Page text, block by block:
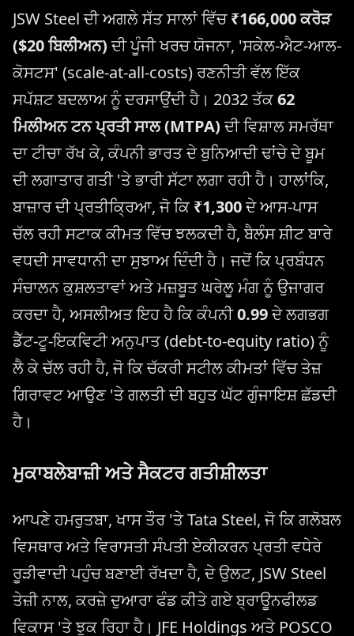
JSW Steel ਦੀ ਅਗਲੇ ਸੱਤ ਸਾਲਾਂ ਵਿੱਚ₹166,000 ਕਰੋੜ
($20 ਬਿਲੀਅਨ)ਦੀ ਪੂੰਜੀ ਖਰਚ ਯੋਜਨਾ, 'ਸਕੇਲ-ਐਟ-ਆਲ-
ਕੋਸਟਸ' (scale-at-all-costs) ਰਣਨੀਤੀ ਵੱਲ ਇੱਕ
ਸਪੱਸ਼ਟ ਬਦਲਾਅ ਨੂੰ ਦਰਸਾਉਂਦੀ ਹੈ। 2032 ਤੱਕ62
ਮਿਲੀਅਨ ਟਨ ਪ੍ਰਤੀ ਸਾਲ (MTPA)ਦੀ ਵਿਸ਼ਾਲ ਸਮਰੱਥਾ
ਦਾ ਟੀਚਾ ਰੱਖ ਕੇ, ਕੰਪਨੀ ਭਾਰਤ ਦੇ ਬੁਨਿਆਦੀ ਢਾਂਚੇ ਦੇ ਬੂਮ
ਦੀ ਲਗਾਤਾਰ ਗਤੀ 'ਤੇ ਭਾਰੀ ਸੱਟਾ ਲਗਾ ਰਹੀ ਹੈ। ਹਾਲਾਂਕਿ,
ਬਾਜ਼ਾਰ ਦੀ ਪ੍ਰਤੀਕ੍ਰਿਆ, ਜੋ ਕਿ ₹1,300ਦੇ ਆਸ-ਪਾਸ
ਚੱਲ ਰਹੀ ਸਟਾਕ ਕੀਮਤ ਵਿੱਚ ਝਲਕਦੀ ਹੈ, ਬੈਲੰਸ ਸ਼ੀਟ ਬਾਰੇ
ਵਧਦੀ ਸਾਵਧਾਨੀ ਦਾ ਸੁਝਾਅ ਦਿੰਦੀ ਹੈ। ਜਦੋਂ ਕਿ ਪ੍ਰਬੰਧਨ
ਸੰਚਾਲਨ ਕੁਸ਼ਲਤਾਵਾਂ ਅਤੇ ਮਜ਼ਬੂਤ ਘਰੇਲੂ ਮੰਗ ਨੂੰ ਉਜਾਗਰ
ਕਰਦਾ ਹੈ, ਅਸਲੀਅਤ ਇਹ ਹੈ ਕਿ ਕੰਪਨੀ0.99ਦੇ ਲਗਭਗ
ਡੈੱਟ-ਟੂ-ਇਕਵਿਟੀ ਅਨੁਪਾਤ (debt-to-equity ratio) ਨੂੰ
ਲੈ ਕੇ ਚੱਲ ਰਹੀ ਹੈ, ਜੋ ਕਿ ਚੱਕਰੀ ਸਟੀਲ ਕੀਮਤਾਂ ਵਿੱਚ ਤੇਜ਼
ਗਿਰਾਵਟ ਆਉਣ 'ਤੇ ਗਲਤੀ ਦੀ ਬਹੁਤ ਘੱਟ ਗੁੰਜਾਇਸ਼ ਛੱਡਦੀ
ਹੈ।
ਮੁਕਾਬਲੇਬਾਜ਼ੀ ਅਤੇ ਸੈਕਟਰ ਗਤੀਸ਼ੀਲਤਾ
ਆਪਣੇ ਹਮਰੁਤਬਾ, ਖਾਸ ਤੌਰ 'ਤੇ Tata Steel, ਜੋ ਕਿ ਗਲੋਬਲ
ਵਿਸਥਾਰ ਅਤੇ ਵਿਰਾਸਤੀ ਸੰਪਤੀ ਏਕੀਕਰਨ ਪ੍ਰਤੀ ਵਧੇਰੇ
ਰੂੜੀਵਾਦੀ ਪਹੁੰਚ ਬਣਾਈ ਰੱਖਦਾ ਹੈ, ਦੇ ਉਲਟ, JSW Steel
ਤੇਜ਼ੀ ਨਾਲ, ਕਰਜ਼ੇ ਦੁਆਰਾ ਫੰਡ ਕੀਤੇ ਗਏ ਬ੍ਰਾਊਨਫੀਲਡ
ਵਿਕਾਸ 'ਤੇ ਝੁਕ ਰਿਹਾ ਹੈ। JFE Holdings ਅਤੇ POSCO